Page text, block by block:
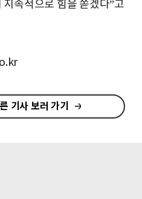
속적으로 힘을 쏟겠다”고
기사 보러 가기